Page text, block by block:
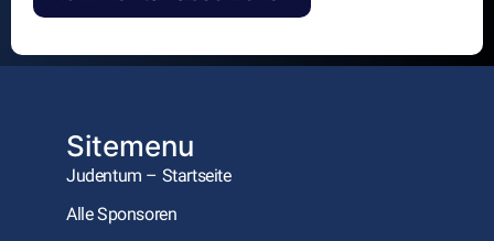
Alternative:
Sitemenu
Judentum – Startseite
Alle Sponsoren